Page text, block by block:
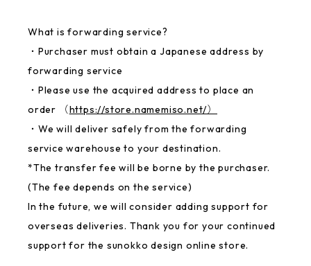
What is forwarding service?
・Purchaser must obtain a Japanese address by
forwarding service
・Please use the acquired address to place an
order （https://store.namemiso.net/）
・We will deliver safely from the forwarding
service warehouse to your destination.
*The transfer fee will be borne by the purchaser.
(The fee depends on the service)
In the future, we will consider adding support for
overseas deliveries. Thank you for your continued
support for the sunokko design online store.